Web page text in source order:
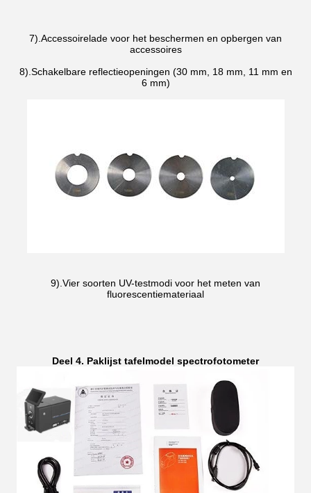
7).Accessoirelade voor het beschermen en opbergen van
accessoires
8).Schakelbare reflectieopeningen (30 mm, 18 mm, 11 mm en
6 mm)
9).Vier soorten UV-testmodi voor het meten van
fluorescentiemateriaal
Deel 4. Paklijst tafelmodel spectrofotometer